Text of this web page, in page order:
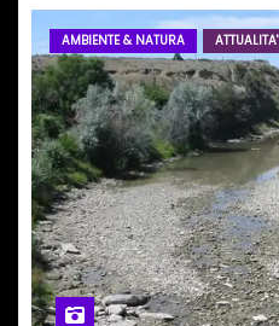
AMBIENTE & NATURA ATTUALITA'